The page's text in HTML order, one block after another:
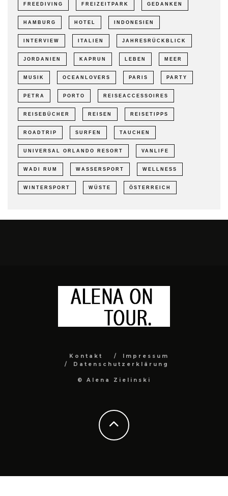
FREEDIVING FREIZEITPARK GEDANKEN
HAMBURG HOTEL INDONESIEN
INTERVIEW ITALIEN JAHRESRÜCKBLICK
JORDANIEN KAPRUN LEBEN MEER
MUSIK OCEANLOVERS PARIS PARTY
PETRA PORTO REISEACCESSOIRES
REISEBÜCHER REISEN REISETIPPS
ROADTRIP SURFEN TAUCHEN
UNIVERSAL ORLANDO RESORT VANLIFE
WADI RUM WASSERSPORT WELLNESS
WINTERSPORT WÜSTE ÖSTERREICH
Kontakt
Impressum
Datenschutzerklärung
© Alena Zielinski